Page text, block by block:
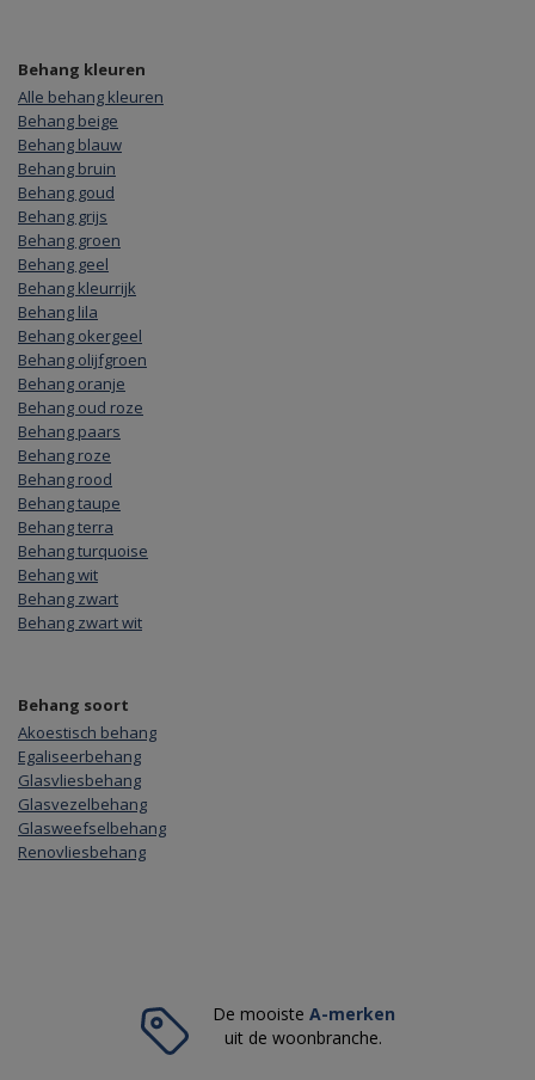
Behang kleuren
Alle behang kleuren
Behang beige
Behang blauw
Behang bruin
Behang goud
Behang grijs
Behang groen
Behang geel
Behang kleurrijk
Behang lila
Behang okergeel
Behang olijfgroen
Behang oranje
Behang oud roze
Behang paars
Behang roze
Behang rood
Behang taupe
Behang terra
Behang turquoise
Behang wit
Behang zwart
Behang zwart wit
Behang soort
Akoestisch behang
Egaliseerbehang
Glasvliesbehang
Glasvezelbehang
Glasweefselbehang
Renovliesbehang
De mooiste A-merken
uit de woonbranche.